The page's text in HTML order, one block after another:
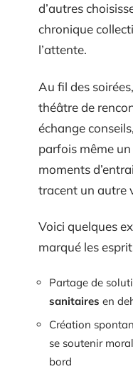
d’autres
chronique
l’attente.
Au fil des
théâtre de
échange
parfois même un
moments
tracent un autre
Voici quelques
marqué les
Partage de
sanitaires en
Création
se soutenir
bord